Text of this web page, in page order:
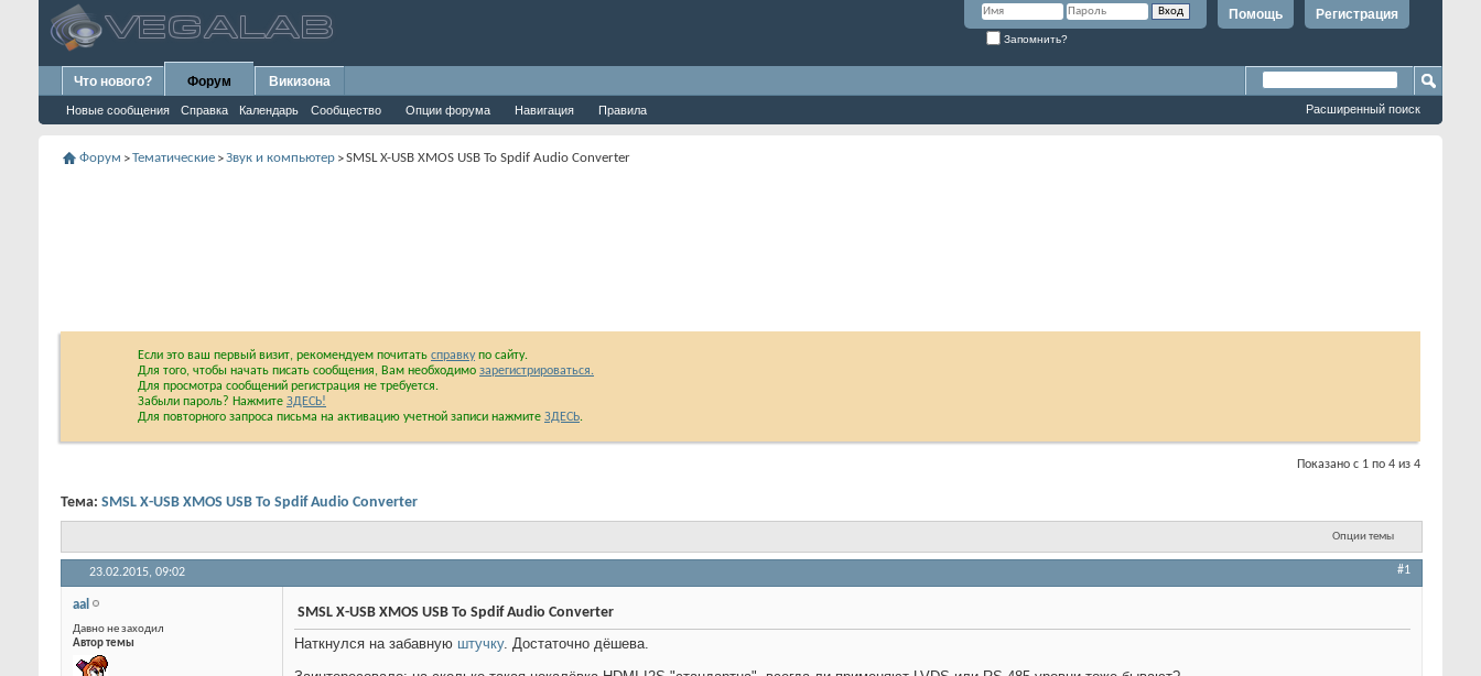
Регистрация
Помощь
Запомнить?
Что нового? Форум
Новые сообщения Справка Календарь Сообщество Опции форума Навигация Правила
Викизона
Расширенный поиск
Форум >Тематические >Звук и компьютер >SMSL X-USB XMOS USB To Spdif Audio Converter
Если это ваш первый визит, рекомендуем почитать справкупо сайту.
Для того, чтобы начать писать сообщения, Вам необходимо зарегистрироваться.
Для просмотра сообщений регистрация не требуется.
Забыли пароль? Нажмите ЗДЕСЬ!
Для повторного запроса письма на активацию учетной записи нажмите ЗДЕСЬ.
Показано с 1 по 4 из 4
Тема: SMSL X-USB XMOS USB To Spdif Audio Converter
Опции темы
23.02.2015, 09:02 #1
aal
Давно не заходил
Автор темы
SMSL X-USB XMOS USB To Spdif Audio Converter
Наткнулся на забавную штучку. Достаточно дёшева.